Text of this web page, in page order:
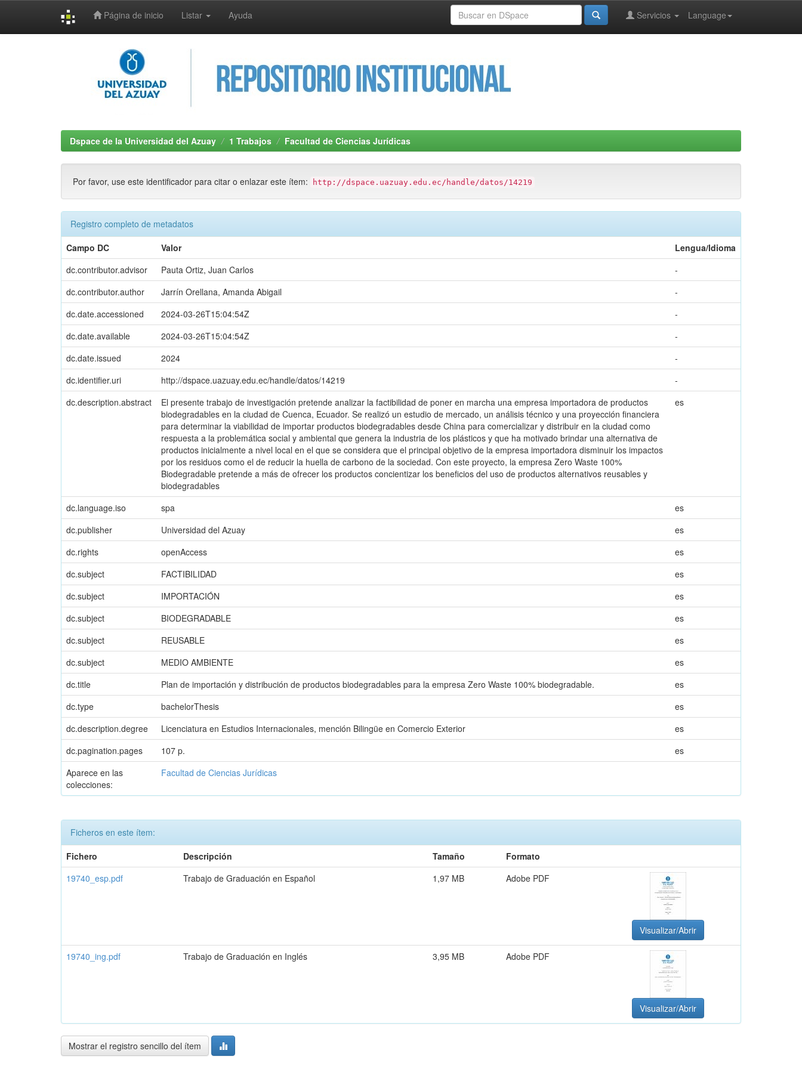
Página de inicio Listar Ayuda Language
Servicios
Dspace de la Universidad del Azuay 1 Trabajos Facultad de Ciencias Jurídicas
Por favor, use este identificador para citar o enlazar este ítem: http://dspace.uazuay.edu.ec/handle/datos/14219
Registro completo de metadatos
Campo DC
Valor
Lengua/Idioma
dc.contributor.advisor
Pauta Ortiz, Juan Carlos
-
dc.contributor.author
Jarrín Orellana, Amanda Abigail
-
dc.date.accessioned
2024-03-26T15:04:54Z
-
dc.date.available
2024-03-26T15:04:54Z
-
dc.date.issued
2024
-
dc.identifier.uri
http://dspace.uazuay.edu.ec/handle/datos/14219
-
dc.description.abstract
El presente trabajo de investigación pretende analizar la factibilidad de poner en marcha una empresa importadora de productos
biodegradables en la ciudad de Cuenca, Ecuador. Se realizó un estudio de mercado, un análisis técnico y una proyección financiera
para determinar la viabilidad de importar productos biodegradables desde China para comercializar y distribuir en la ciudad como
respuesta a la problemática social y ambiental que genera la industria de los plásticos y que ha motivado brindar una alternativa de
productos inicialmente a nivel local en el que se considera que el principal objetivo de la empresa importadora disminuir los impactos
por los residuos como el de reducir la huella de carbono de la sociedad. Con este proyecto, la empresa Zero Waste 100%
Biodegradable pretende a más de ofrecer los productos concientizar los beneficios del uso de productos alternativos reusables y
biodegradables
es
dc.language.iso spa
es
dc.publisher
Universidad del Azuay
es
dc.rights
openAccess
es
dc.subject
FACTIBILIDAD
es
dc.subject
IMPORTACIÓN
es
dc.subject
BIODEGRADABLE
es
dc.subject
REUSABLE
es
dc.subject
MEDIO AMBIENTE
es
dc.title
Plan de importación y distribución de productos biodegradables para la empresa Zero Waste 100% biodegradable.
es
dc.type
bachelorThesis
es
dc.description.degree
Licenciatura en Estudios Internacionales, mención Bilingüe en Comercio Exterior
es
dc.pagination.pages
107 p.
es
Aparece en las
colecciones:
Facultad de Ciencias Jurídicas
Ficheros en este ítem:
Fichero
Descripción Tamaño
Formato
19740_esp.pdf
Trabajo de Graduación en Español 1,97 MB Adobe PDF
Visualizar/Abrir
19740_ing.pdf Trabajo de Graduación en Inglés 3,95 MB Adobe PDF
Visualizar/Abrir
Mostrar el registro sencillo del ítem